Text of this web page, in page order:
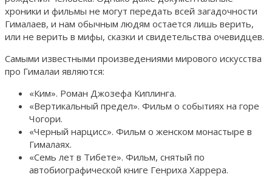
хроники и фильмы не могут передать всей загадочности
Гималаев, и нам обычным людям остается лишь верить,
или не верить в мифы, сказки и свидетельства очевидцев.
Самыми известными произведениями мирового искусства
про Гималаи являются:
«Ким». Роман Джозефа Киплинга.
«Вертикальный предел». Фильм о событиях на горе
Чогори.
«Черный нарцисс». Фильм о женском монастыре в
Гималаях.
«Семь лет в Тибете». Фильм, снятый по
автобиографической книге Генриха Харрера.